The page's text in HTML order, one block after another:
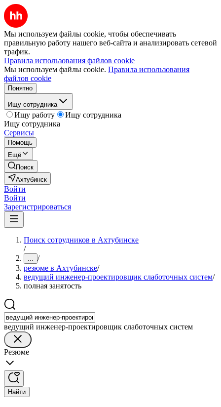
Мы используем файлы cookie, чтобы обеспечивать
правильную работу нашего веб-сайта и анализировать сетевой
трафик.
Правила использования файлов cookie
Мы используем файлы cookie. Правила использования
файлов cookie
Понятно
Ищу сотрудника
Ищу работу
Ищу сотрудника
Ищу сотрудника
Сервисы
Помощь
Ещё
Поиск
Ахтубинск
Войти
Войти
Зарегистрироваться
Поиск сотрудников в Ахтубинске
/
... /
резюме в Ахтубинске/
ведущий инженер-проектировщик слаботочных систем/
полная занятость
ведущий инженер-проектировщик слаботочных систем
Резюме
Найти